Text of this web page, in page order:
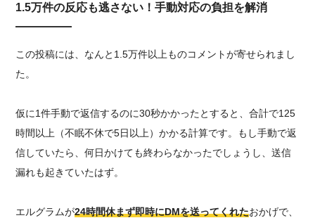
1.5万件の反応も逃さない！手動対応の負担を解消
この投稿には、なんと1.5万件以上ものコメントが寄せられまし
た。
仮に1件手動で返信するのに30秒かかったとすると、合計で125
時間以上（不眠不休で5日以上）かかる計算です。もし手動で返
信していたら、何日かけても終わらなかったでしょうし、送信
漏れも起きていたはず。
エルグラムが24時間休まず即時にDMを送ってくれたおかげで、